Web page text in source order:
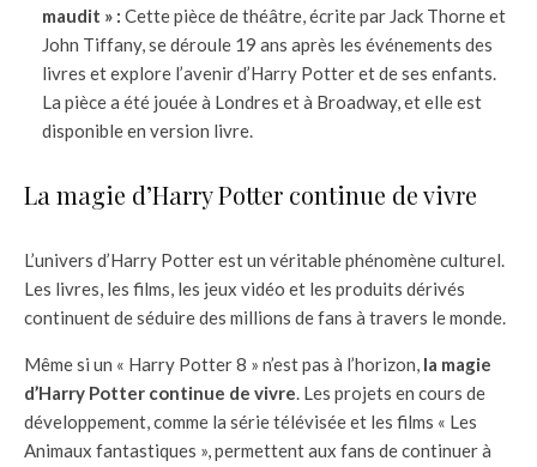
maudit » : Cette pièce de théâtre, écrite par Jack Thorne et
John Tiffany, se déroule 19 ans après les événements des
livres et explore l’avenir d’Harry Potter et de ses enfants.
La pièce a été jouée à Londres et à Broadway, et elle est
disponible en version livre.
La magie d’Harry Potter continue de vivre
L’univers d’Harry Potter est un véritable phénomène culturel.
Les livres, les films, les jeux vidéo et les produits dérivés
continuent de séduire des millions de fans à travers le monde.
Même si un « Harry Potter 8 » n’est pas à l’horizon, la magie
d’Harry Potter continue de vivre. Les projets en cours de
développement, comme la série télévisée et les films « Les
Animaux fantastiques », permettent aux fans de continuer à